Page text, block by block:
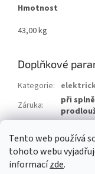
Tento web používá
tohoto webu
informacízde.
Hmotnost
43,00 kg
Doplňkové
Kategorie:
Záruka:
při
EAN: